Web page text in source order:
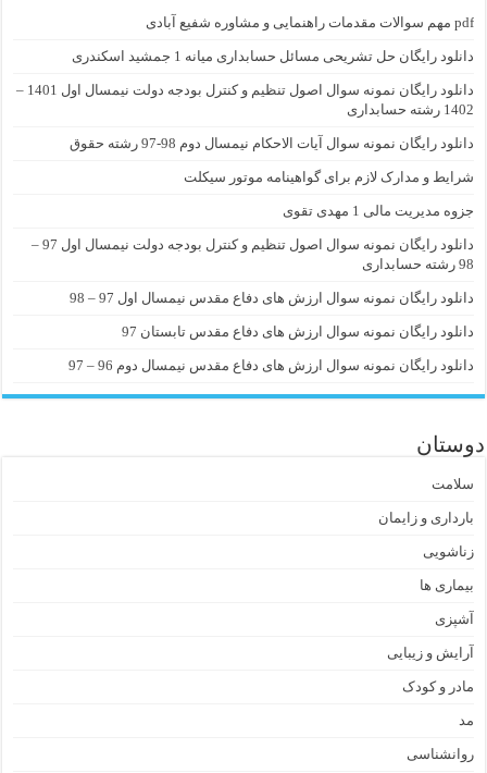
pdf مهم سوالات مقدمات راهنمایی و مشاوره شفیع آبادی
دانلود رایگان حل تشریحی مسائل حسابداری میانه 1 جمشید اسکندری
دانلود رایگان نمونه سوال اصول تنظیم و کنترل بودجه دولت نیمسال اول 1401 –
1402 رشته حسابداری
دانلود رایگان نمونه سوال آیات الاحکام نیمسال دوم 98-97 رشته حقوق
شرایط و مدارک لازم برای گواهینامه موتور سیکلت
جزوه مدیریت مالی 1 مهدی تقوی
دانلود رایگان نمونه سوال اصول تنظیم و کنترل بودجه دولت نیمسال اول 97 –
98 رشته حسابداری
دانلود رایگان نمونه سوال ارزش های دفاع مقدس نیمسال اول 97 – 98
دانلود رایگان نمونه سوال ارزش های دفاع مقدس تابستان 97
دانلود رایگان نمونه سوال ارزش های دفاع مقدس نیمسال دوم 96 – 97
دوستان
سلامت
بارداری و زایمان
زناشویی
بیماری ها
آشپزی
آرایش و زیبایی
مادر و کودک
مد
روانشناسی